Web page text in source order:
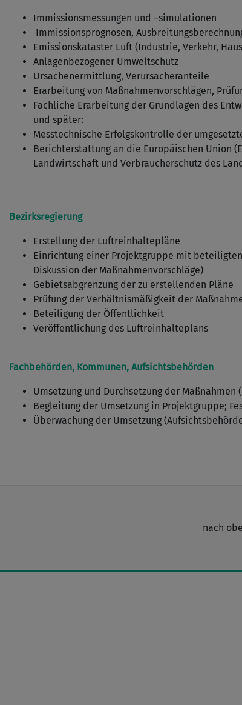
Immissionsmessungen und –simulationen
Immissionsprognosen,
Emissionskataster Luft (Industrie, Verkehr,
Anlagenbezogener Umweltschutz
Ursachenermittlung, Verursacheranteile
Erarbeitung von Maßnahmenvorschlägen,
Fachliche Erarbeitung der Grundlagen des
und später:
Messtechnische Erfolgskontrolle der
Berichterstattung an die Europäischen Union
Landwirtschaft und Verbraucherschutz des
Bezirksregierung
Erstellung der Luftreinhaltepläne
Einrichtung einer Projektgruppe mit
Diskussion der Maßnahmenvorschläge)
Gebietsabgrenzung der zu erstellenden Pläne
Prüfung der Verhältnismäßigkeit der
Beteiligung der Öffentlichkeit
Veröffentlichung des Luftreinhalteplans
Fachbehörden, Kommunen, Aufsichtsbehörden
Umsetzung und Durchsetzung der Maßnahmen
Begleitung der Umsetzung in Projektgruppe;
Überwachung der Umsetzung
nach